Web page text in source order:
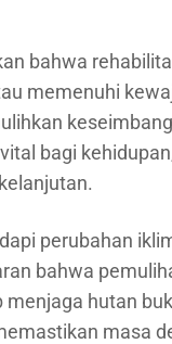
bahwa
memenuhi
bagi
perubahan
bahwa
hutan
masa